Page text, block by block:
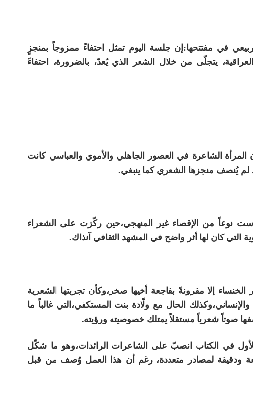
في مفتتحها:إن جلسة اليوم تمثل احتفاءً ممزوجاً بمنجزٍ
يتجلّى من خلال الشعر الذي يُعدّ، بالضرورة، احتفاءً
الشاعرة في العصور الجاهلي والأموي والعباسي كانت
إذ لم يُنصف منجزها الشعري كما ينبغي.
نوعاً من الإقصاء غير المنهجي،حين ركّزت على الشعراء
التي كان لها أثر واضح في المشهد الثقافي آنذاك.
الخنساء إلا مقرونةً بفاجعة أخيها صخر،وكأن تجربتها الشعرية
الحال مع ولّادة بنت المستكفي،التي غالباً ما
صوتاً شعرياً مستقلاً يمتلك خصوصيته ورؤيته.
الأول في الكتاب انصبّ على الشاعرات الرائدات،وهو ما شكّل
ودقيقة لمصادر متعددة، رغم أن هذا العمل وُصف من قبل